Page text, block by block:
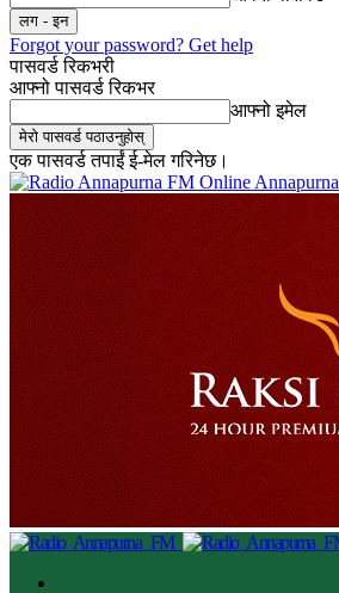
Forgot your password? Get help
पासवर्ड रिकभरी
आफ्नो पासवर्ड रिकभर
आफ्नो इमेल
एक पासवर्ड तपाईं ई-मेल गरिनेछ।
Online Annapurna